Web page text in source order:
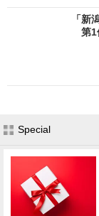
「新
第1
Special